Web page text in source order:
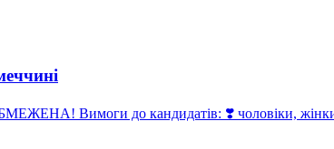
Вимоги до кандидатів: ❣️ чоловіки, жінки,